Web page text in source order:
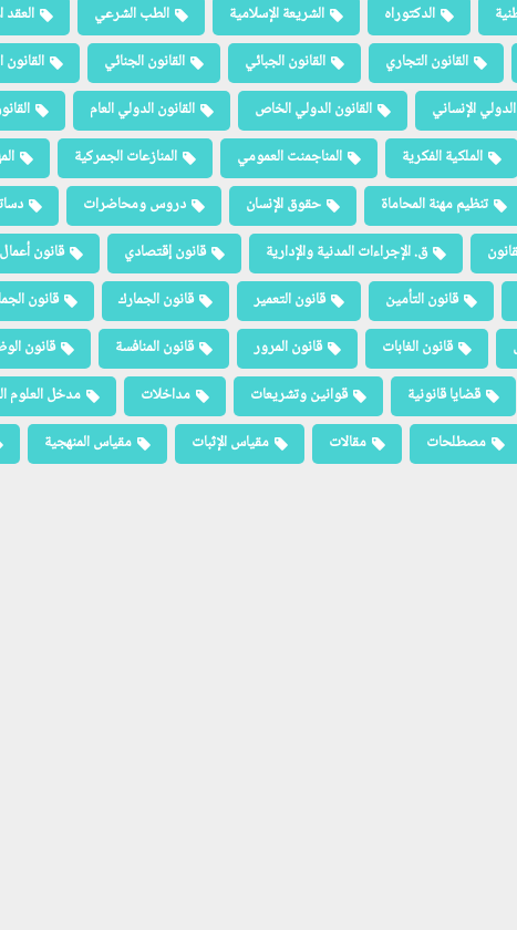
الدكتوراه الشريعة الإسلامية الطب الشرعي
العقد
القانون التجاري القانون الجبائي القانون الجنائي
الإنساني القانون الدولي الخاص القانون الدولي العام
الملكية الفكرية المناجمنت العمومي المنازعات الجمركية
تنظيم مهنة المحاماة حقوق الإنسان دروس ومحاضرات
ق. الإجراءات المدنية والإدارية قانون إقتصادي
قانون أعمال
قانون التأمين قانون التعمير قانون الجمارك
قانون
قانون الغابات قانون المرور قانون المنافسة
قانون
قضايا قانونية قوانين وتشريعات مداخلات
مدخل العلوم
مصطلحات مقالات مقياس الإثبات مقياس المنهجية